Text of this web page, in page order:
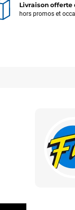
Livraison offerte
hors promos et